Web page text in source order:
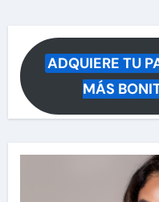
ADQUIERE TU
MÁS